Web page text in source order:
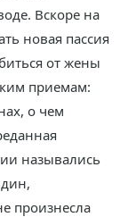
Вскоре на
новая пассия
от жены
приемам:
о чем
назывались
произнесла